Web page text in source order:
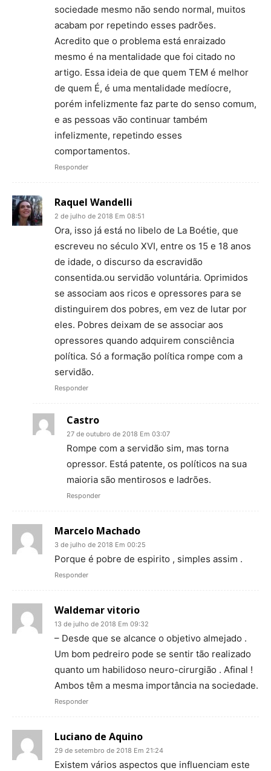
sociedade mesmo não sendo normal, muitos
acabam por repetindo esses padrões.
Acredito que o problema está enraizado
mesmo é na mentalidade que foi citado no
artigo. Essa ideia de que quem TEM é melhor
de quem É, é uma mentalidade medíocre,
porém infelizmente faz parte do senso comum,
e as pessoas vão continuar também
infelizmente, repetindo esses
comportamentos.
Responder
Raquel Wandelli
2 de julho de 2018 Em 08:51
Ora, isso já está no libelo de La Boétie, que
escreveu no século XVI, entre os 15 e 18 anos
de idade, o discurso da escravidão
consentida.ou servidão voluntária. Oprimidos
se associam aos ricos e opressores para se
distinguirem dos pobres, em vez de lutar por
eles. Pobres deixam de se associar aos
opressores quando adquirem consciência
política. Só a formação política rompe com a
servidão.
Responder
Castro
27 de outubro de 2018 Em 03:07
Rompe com a servidão sim, mas torna
opressor. Está patente, os políticos na sua
maioria são mentirosos e ladrões.
Responder
Marcelo Machado
3 de julho de 2018 Em 00:25
Porque é pobre de espirito , simples assim .
Responder
Waldemar vitorio
13 de julho de 2018 Em 09:32
– Desde que se alcance o objetivo almejado .
Um bom pedreiro pode se sentir tão realizado
quanto um habilidoso neuro-cirurgião . Afinal !
Ambos têm a mesma importância na sociedade.
Responder
Luciano de Aquino
29 de setembro de 2018 Em 21:24
Existem vários aspectos que influenciam este